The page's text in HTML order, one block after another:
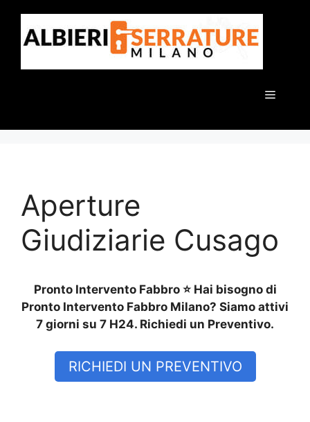
contenuto
Menu
Aperture
Giudiziarie Cusago
Pronto Intervento Fabbro ⭐ Hai bisogno di
Pronto Intervento Fabbro Milano? Siamo attivi
7 giorni su 7 H24. Richiedi un Preventivo.
RICHIEDI UN PREVENTIVO